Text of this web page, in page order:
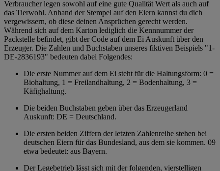
Verbraucher legen sowohl auf eine gute Qualität Wert als auch auf
das Tierwohl. Anhand der Stempel auf den Eiern kannst du dich
vergewissern, ob diese deinen Ansprüchen gerecht werden.
Während sich auf dem Karton lediglich die Kennnummer der
Packstelle befindet, gibt der Code auf dem Ei Auskunft über den
Erzeuger. Die Zahlen und Buchstaben unseres fiktiven Beispiels "1-
DE-2836193" bedeuten dabei Folgendes:
Die erste Nummer auf dem Ei steht für die Haltungsform: 0 =
Biohaltung, 1 = Freilandhaltung, 2 = Bodenhaltung, 3 =
Käfighaltung.
Die beiden Buchstaben geben über das Erzeugerland
Auskunft: DE = Deutschland.
Die ersten beiden Ziffern der letzten Zahlenreihe stehen bei
deutschen Eiern für das Bundesland, aus dem sie kommen. 09
etwa bedeutet: aus Bayern.
Der Legebetrieb lässt sich mit der folgenden, vierstelligen